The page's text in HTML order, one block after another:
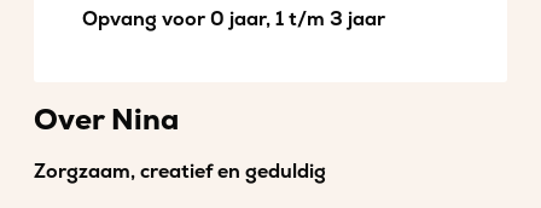
Opvang voor 0 jaar, 1 t/m 3 jaar
Over Nina
Zorgzaam, creatief en geduldig